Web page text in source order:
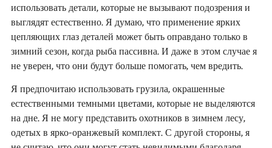
использовать детали, которые не вызывают подозрения и
выглядят естественно. Я думаю, что применение ярких
цепляющих глаз деталей может быть оправдано только в
зимний сезон, когда рыба пассивна. И даже в этом случае я
не уверен, что они будут больше помогать, чем вредить.
Я предпочитаю использовать грузила, окрашенные
естественными темными цветами, которые не выделяются
на дне. Я не могу представить охотников в зимнем лесу,
одетых в ярко-оранжевый комплект. С другой стороны, я